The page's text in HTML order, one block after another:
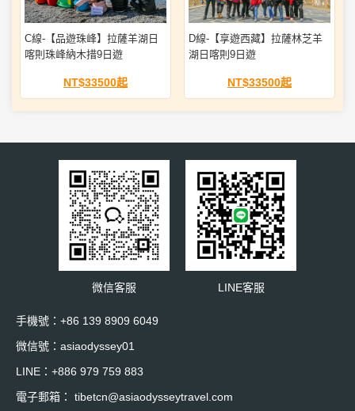
C線-【品遊珠峰】拉薩羊湖日
喀則珠峰納木措9日遊
NT$33500起
D線-【享遊西藏】拉薩林芝羊
湖日喀則9日遊
NT$33500起
微信客服 LINE客服
手機號：+86 139 8909 6049
微信號：asiaodyssey01
LINE：+886 979 759 883
電子郵箱： tibetcn@asiaodysseytravel.com